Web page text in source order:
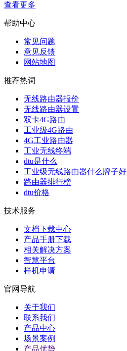
查看更多
帮助中心
常见问题
意见反馈
网站地图
推荐热词
无线路由器报价
无线路由器设置
双卡4G路由
工业级4G路由
4G工业路由器
工业无线终端
dtu是什么
工业级无线路由器什么牌子好
路由器排行榜
dtu价格
技术服务
文档下载中心
产品手册下载
相关解决方案
智慧平台
样机申请
官网导航
关于我们
联系我们
产品中心
场景案例
产品优势